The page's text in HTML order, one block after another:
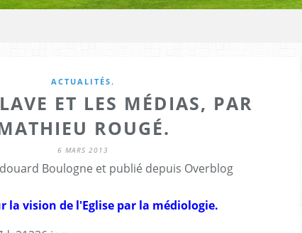
ACTUALITÉS.
ET LES MÉDIAS, PAR
ROUGÉ.
6 MARS 2013
Boulogne et publié depuis Overblog
la vision de l'Eglise par la médiologie.